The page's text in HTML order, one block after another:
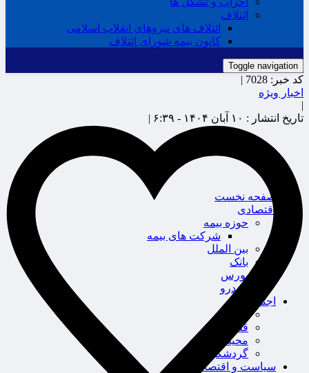
ائتلاف
ائتلاف های نیروهای انقلاب اسلامی
کانون بیمه شورای ائتلاف
Toggle navigation
صفحه نخست
اقتصادی
حوزه بیمه
شرکت های بیمه
بین الملل
بانک
بورس
خودرو
اجتماعی
سلامت
قضایی
محیط زیست
گردشگری
سیاست و اقتصاد
کد خبر: 7028 |
اخبار ویژه
|
تاریخ انتشار : ۱۰ آبان ۱۴۰۴ - ۶:۳۹ |